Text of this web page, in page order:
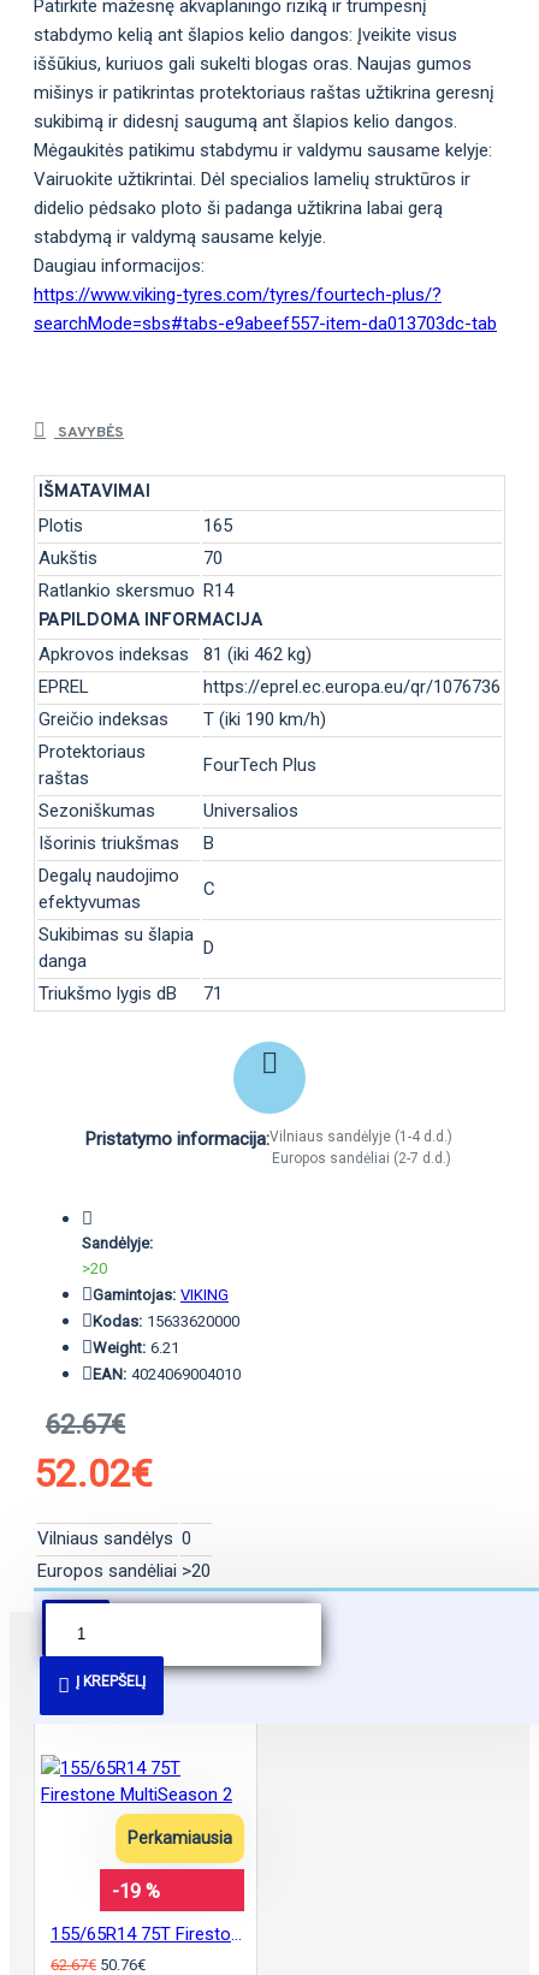
Patirkite mažesnę akvaplaningo riziką ir trumpesnį
stabdymo kelią ant šlapios kelio dangos: Įveikite visus
iššūkius, kuriuos gali sukelti blogas oras. Naujas gumos
mišinys ir patikrintas protektoriaus raštas užtikrina geresnį
sukibimą ir didesnį saugumą ant šlapios kelio dangos.
Mėgaukitės patikimu stabdymu ir valdymu sausame kelyje:
Vairuokite užtikrintai. Dėl specialios lamelių struktūros ir
didelio pėdsako ploto ši padanga užtikrina labai gerą
stabdymą ir valdymą sausame kelyje.
Daugiau informacijos:
https://www.viking-tyres.com/tyres/fourtech-plus/?
searchMode=sbs#tabs-e9abeef557-item-da013703dc-tab
SAVYBĖS
IŠMATAVIMAI
Plotis
165
Aukštis
70
Ratlankio skersmuo R14
PAPILDOMA INFORMACIJA
Apkrovos indeksas
81 (iki 462 kg)
EPREL
https://eprel.ec.europa.eu/qr/1076736
Greičio indeksas
T (iki 190 km/h)
Protektoriaus
raštas
FourTech Plus
Sezoniškumas
Universalios
Išorinis triukšmas
B
Degalų naudojimo
efektyvumas
C
Sukibimas su šlapia
danga
D
Triukšmo lygis dB 71
Pristatymo informacija:Vilniaus sandėlyje (1-4 d.d.)
Europos sandėliai (2-7 d.d.)
Sandėlyje:
>20
Gamintojas: VIKING
Kodas: 15633620000
Weight: 6.21
EAN: 4024069004010
62.67€
52.02€
Vilniaus sandėlys 0
Europos sandėliai >20
Į KREPŠELĮ
PANAŠŪS PASIŪLYMAI
Perkamiausia
-19 %
62.67€ 50.76€